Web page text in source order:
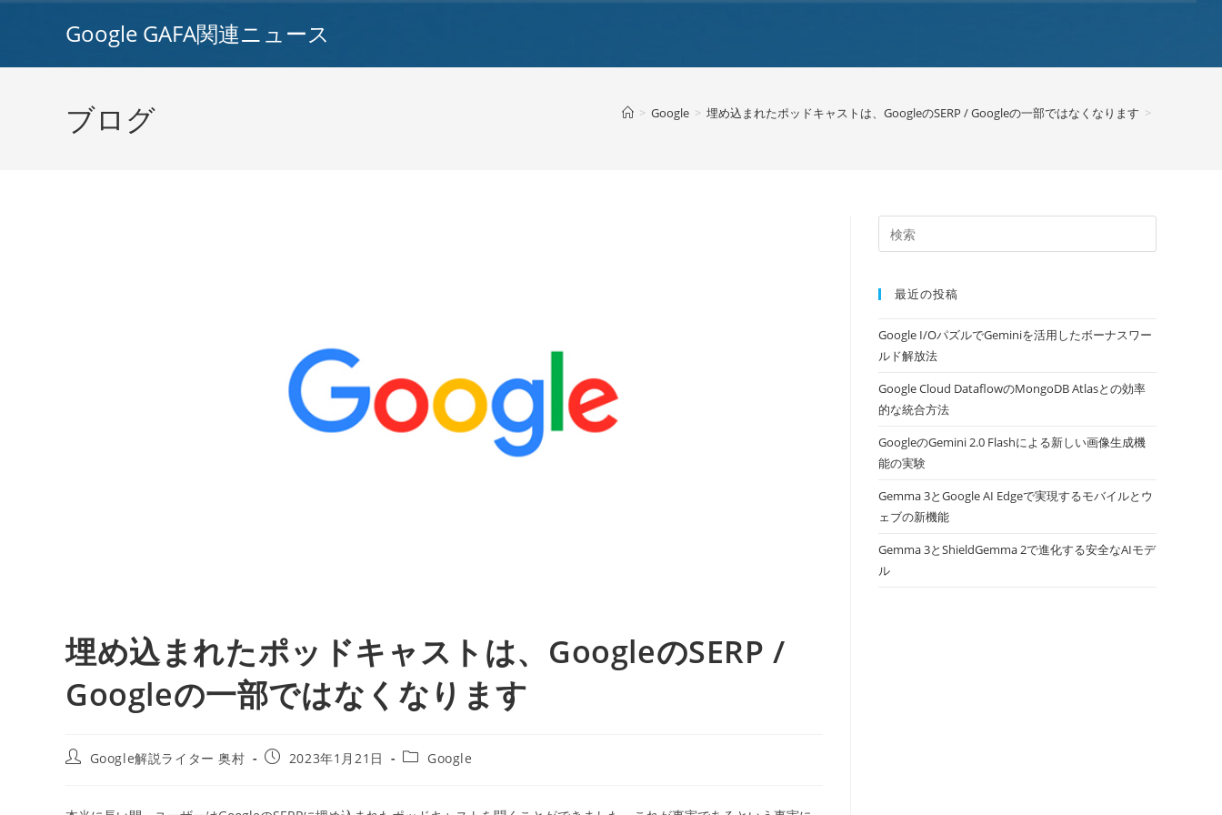
Google GAFA関連ニュース
ブログ > Google > 埋め込まれたポッドキャストは、GoogleのSERP / Googleの一部ではなくなります >
埋め込まれたポッドキャストは、GoogleのSERP /
Googleの一部ではなくなります
投
Google解説ライター 奥村
投
開
2023年1月21日
投
テ
Google
最近の投稿
Google I/OパズルでGeminiを活用したボーナスワー
ルド解放法
Google Cloud DataflowのMongoDB Atlasとの効率
的な統合方法
GoogleのGemini 2.0 Flashによる新しい画像生成機
能の実験
Gemma 3とGoogle AI Edgeで実現するモバイルとウ
ェブの新機能
Gemma 3とShieldGemma 2で進化する安全なAIモデ
ル